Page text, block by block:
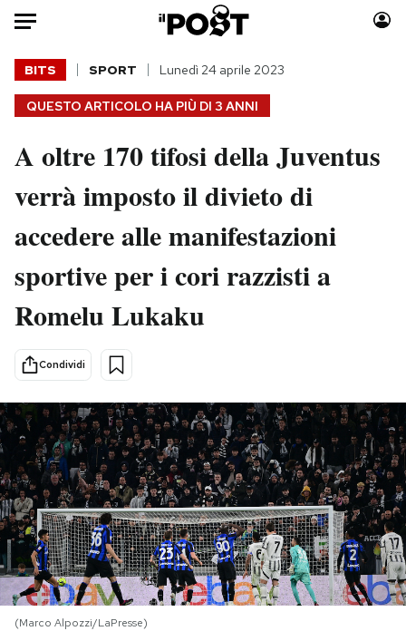
Auto
HOME
Italia
Politica
Tecnologia
Scienza
Cultura
Sport
Moda
Consumismi
Storie/Idee
Media
PODCAST
NEWSLETTER
I MIEI PREFERITI
SHOP
QUESTO ARTICOLO HA PIÙ DI 3 ANNI
BITS SPORT Lunedì 24 aprile 2023
A oltre 170 tifosi della Juventus
verrà imposto il divieto di
accedere alle manifestazioni
sportive per i cori razzisti a
Romelu Lukaku
Condividi
(Marco Alpozzi/LaPresse)